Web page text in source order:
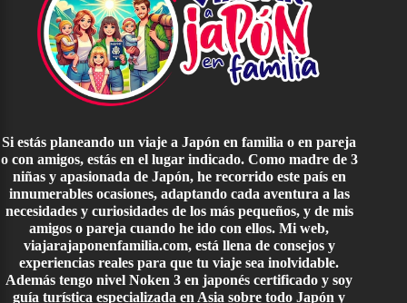
Si estás planeando un viaje a Japón en familia o en pareja
o con amigos, estás en el lugar indicado. Como madre de 3
niñas y apasionada de Japón, he recorrido este país en
innumerables ocasiones, adaptando cada aventura a las
necesidades y curiosidades de los más pequeños, y de mis
amigos o pareja cuando he ido con ellos. Mi web,
viajarajaponenfamilia.com, está llena de consejos y
experiencias reales para que tu viaje sea inolvidable.
Además tengo nivel Noken 3 en japonés certificado y soy
guía turística especializada en Asia sobre todo Japón y